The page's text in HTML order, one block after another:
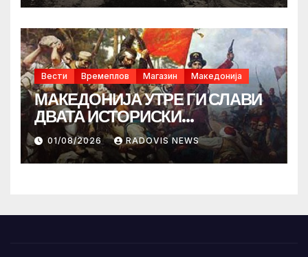
Вести Времеплов Магазин Македонија
МАКЕДОНИЈА УТРЕ ГИ СЛАВИ
ДВАТА ИСТОРИСКИ
ИЛИНДЕНА!
01/08/2026 RADOVIS NEWS